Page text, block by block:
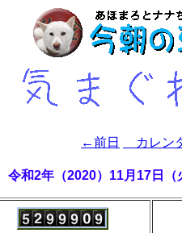
←前日 カレン
令和2年（2020）11月17日